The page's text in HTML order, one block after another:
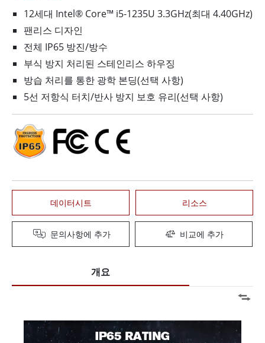
12세대 Intel® Core™ i5-1235U 3.3GHz(최대 4.40GHz)
팬리스 디자인
전체 IP65 방진/방수
부식 방지 처리된 스테인리스 하우징
방습 처리를 통한 광학 본딩(선택 사항)
5선 저항식 터치/반사 방지 보호 유리(선택 사항)
데이터시트 리소스
문의사항에 추가 비교에 추가
개요